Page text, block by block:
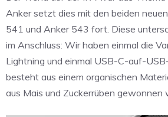
Anker setzt dies mit den beiden
541 und Anker 543 fort. Diese
im Anschluss: Wir haben einmal die
Lightning und einmal USB-C-auf-
besteht aus einem organischen
aus Mais und Zuckerrüben gewonnen